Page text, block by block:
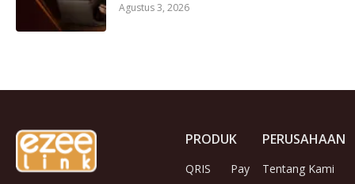
Agustus 3, 2026
PRODUK
QRIS
Pay
PERUSAHAAN
Tentang Kami